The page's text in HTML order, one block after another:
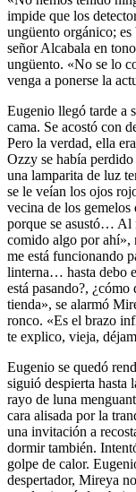
impide que los
ungüento orgánico;
señor Alcabala en
ungüento. «No se lo
venga a ponerse la
Eugenio llegó tarde a
cama. Se acostó con
Pero la verdad, ella
Ozzy se había
una lamparita de luz
se le veían los ojos
vecina de los
porque se asustó… Al
comido algo por ahí»,
me está funcionando
linterna… hasta debo
está pasando?,
tienda», se alarmó
ronco. «Es el brazo
te explico, vieja,
Eugenio se quedó
siguió despierta hasta
rayo de luna
cara alisada por la
una invitación a
dormir también.
golpe de calor.
despertador, Mireya